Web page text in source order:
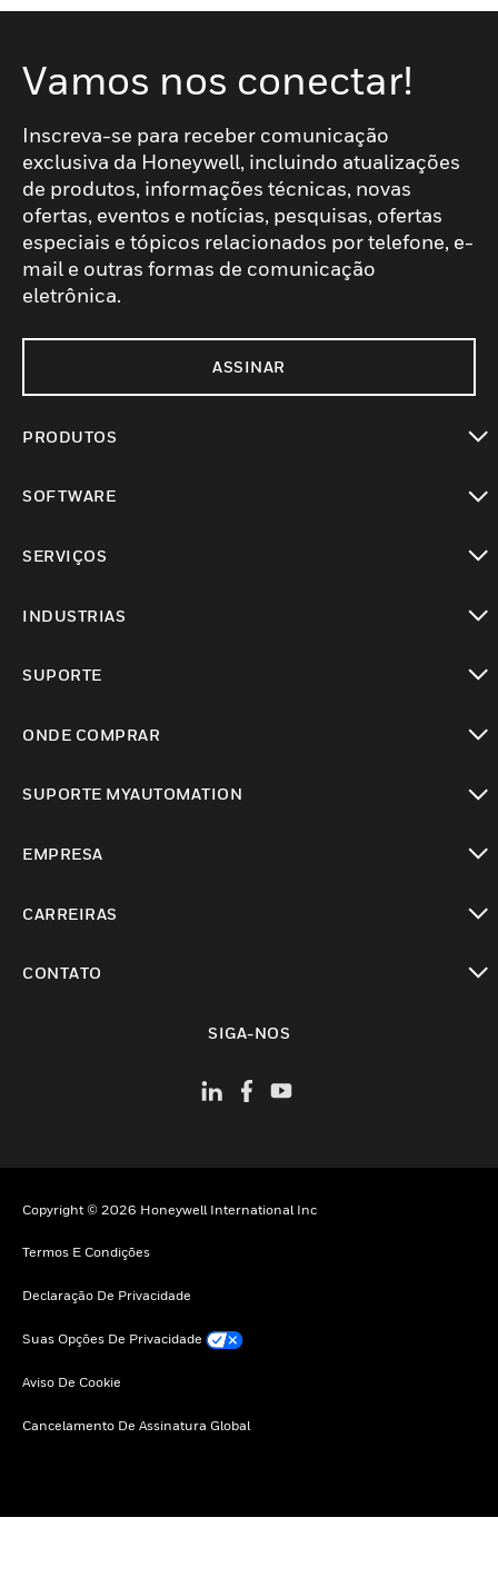
Vamos nos conectar!
Inscreva-se para receber comunicação
exclusiva da Honeywell, incluindo atualizações
de produtos, informações técnicas, novas
ofertas, eventos e notícias, pesquisas, ofertas
especiais e tópicos relacionados por telefone, e-
mail e outras formas de comunicação
eletrônica.
ASSINAR
PRODUTOS
SOFTWARE
SERVIÇOS
INDUSTRIAS
SUPORTE
ONDE COMPRAR
SUPORTE MYAUTOMATION
EMPRESA
CARREIRAS
CONTATO
SIGA-NOS
Copyright © 2026 Honeywell International Inc
Termos E Condições
Declaração De Privacidade
Suas Opções De Privacidade
Aviso De Cookie
Cancelamento De Assinatura Global